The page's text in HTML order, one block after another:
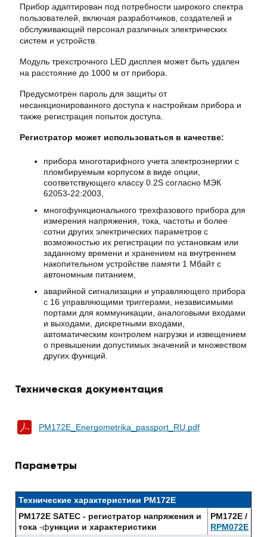
Прибор адаптирован под потребности широкого спектра
пользователей, включая разработчиков, создателей и
обслуживающий персонал различных электрических
систем и устройств.
Модуль трехстрочного LED дисплея может быть удален
на расстояние до 1000 м от прибора.
Предусмотрен пароль для защиты от
несанкционированного доступа к настройкам прибора и
также регистрация попыток доступа.
Регистратор может использоваться в качестве:
прибора многотарифного учета электроэнергии с
пломбируемым корпусом в виде опции,
соответствующего классу 0.2S согласно МЭК
62053-22:2003,
многофункционального трехфазового прибора для
измерения напряжения, тока, частоты и более
сотни других электрических параметров с
возможностью их регистрации по установкам или
заданному времени и хранением на внутреннем
накопительном устройстве памяти 1 Мбайт с
автономным питанием,
аварийной сигнализации и управляющего прибора
с 16 управляющими триггерами, независимыми
портами для коммуникации, аналоговыми входами
и выходами, дискретными входами,
автоматическим контролем нагрузки и извещением
о превышении допустимых значений и множеством
других функций.
Техническая документация
PM172E_Energometrika_passport_RU.pdf
Параметры
Технические характеристики PM172E
PM172E SATEC - регистратор напряжения и
тока -функции и характеристики
PM172E /
RPM072E